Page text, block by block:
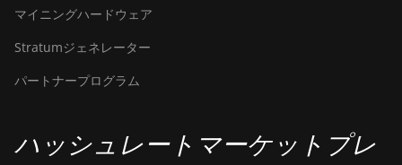
マイニングハードウェア
Stratumジェネレーター
パートナープログラム
ハッシュレートマーケットプレ